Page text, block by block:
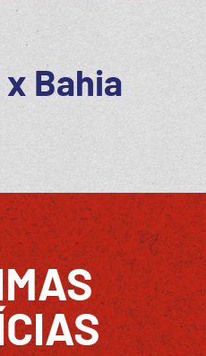
x Bahia